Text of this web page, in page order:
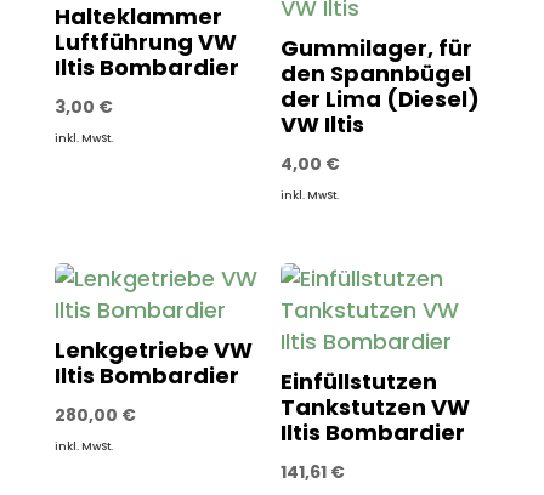
Halteklammer
Luftführung VW
Iltis Bombardier
3,00 €
inkl. MwSt.
Gummilager, für
den Spannbügel
der Lima (Diesel)
VW Iltis
4,00 €
inkl. MwSt.
Lenkgetriebe VW
Iltis Bombardier
280,00 €
inkl. MwSt.
Einfüllstutzen
Tankstutzen VW
Iltis Bombardier
141,61 €